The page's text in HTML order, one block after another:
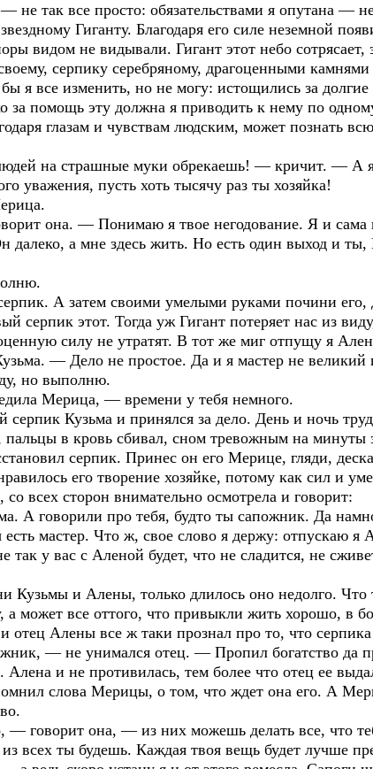
так все просто: обязательствами я опутана —
Гиганту. Благодаря его силе неземной
видом не видывали. Гигант этот небо сотрясает,
серпику серебряному, драгоценными камнями
я все изменить, но не могу: истощились за долгие
помощь эту должна я приводить к нему по
глазам и чувствам людским, может познать
на страшные муки обрекаешь! — кричит. — А я
уважения, пусть хоть тысячу раз ты хозяйка!
она. — Понимаю я твое негодование. Я и сама
далеко, а мне здесь жить. Но есть один выход и
А затем своими умелыми руками почини его,
серпик этот. Тогда уж Гигант потеряет нас из
силу не утратят. В тот же миг отпущу я
— Дело не простое. Да и я мастер не великий
но выполню.
Мерица, — времени у тебя немного.
серпик Кузьма и принялся за дело. День и ночь
в кровь сбивал, сном тревожным на минуты
серпик. Принес он его Мерице, гляди,
его творение хозяйке, потому как сил и
всех сторон внимательно осмотрела и говорит:
А говорили про тебя, будто ты сапожник. Да
мастер. Что ж, свое слово я держу: отпускаю я
так у вас с Аленой будет, что не сладится, не
Кузьмы и Алены, только длилось оно недолго.
может все оттого, что привыкли жить хорошо, в
отец Алены все ж таки прознал про то, что
— не унимался отец. — Пропил богатство да
и не противилась, тем более что отец ее
слова Мерицы, о том, что ждет она его. А
говорит она, — из них можешь делать все, что
всех ты будешь. Каждая твоя вещь будет лучше